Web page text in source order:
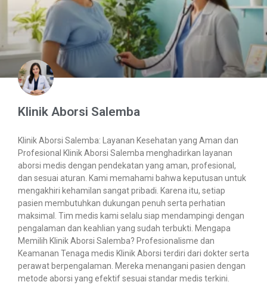
Klinik Aborsi Salemba
Klinik Aborsi Salemba: Layanan Kesehatan yang Aman dan
Profesional Klinik Aborsi Salemba menghadirkan layanan
aborsi medis dengan pendekatan yang aman, profesional,
dan sesuai aturan. Kami memahami bahwa keputusan untuk
mengakhiri kehamilan sangat pribadi. Karena itu, setiap
pasien membutuhkan dukungan penuh serta perhatian
maksimal. Tim medis kami selalu siap mendampingi dengan
pengalaman dan keahlian yang sudah terbukti. Mengapa
Memilih Klinik Aborsi Salemba? Profesionalisme dan
Keamanan Tenaga medis Klinik Aborsi terdiri dari dokter serta
perawat berpengalaman. Mereka menangani pasien dengan
metode aborsi yang efektif sesuai standar medis terkini.